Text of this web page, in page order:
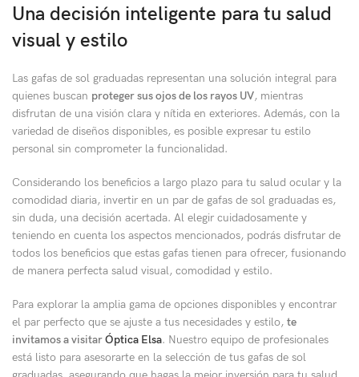
Una decisión inteligente para tu salud
visual y estilo
Las gafas de sol graduadas representan una solución integral para
quienes buscan proteger sus ojos de los rayos UV, mientras
disfrutan de una visión clara y nítida en exteriores. Además, con la
variedad de diseños disponibles, es posible expresar tu estilo
personal sin comprometer la funcionalidad.
Considerando los beneficios a largo plazo para tu salud ocular y la
comodidad diaria, invertir en un par de gafas de sol graduadas es,
sin duda, una decisión acertada. Al elegir cuidadosamente y
teniendo en cuenta los aspectos mencionados, podrás disfrutar de
todos los beneficios que estas gafas tienen para ofrecer, fusionando
de manera perfecta salud visual, comodidad y estilo.
Para explorar la amplia gama de opciones disponibles y encontrar
el par perfecto que se ajuste a tus necesidades y estilo, te
invitamos a visitarÓptica Elsa. Nuestro equipo de profesionales
está listo para asesorarte en la selección de tus gafas de sol